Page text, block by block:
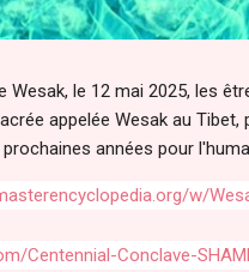
Wesak, le 12 mai 2025, les
appelée Wesak au
années pour
w/
Centennial-Conclave-